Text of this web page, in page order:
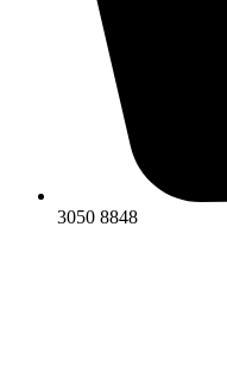
3050 8848